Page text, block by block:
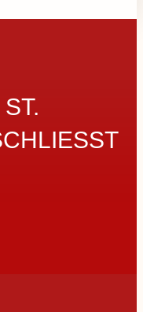
…